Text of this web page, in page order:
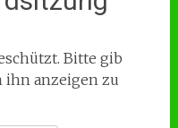
Bitte gib
ihn anzeigen zu